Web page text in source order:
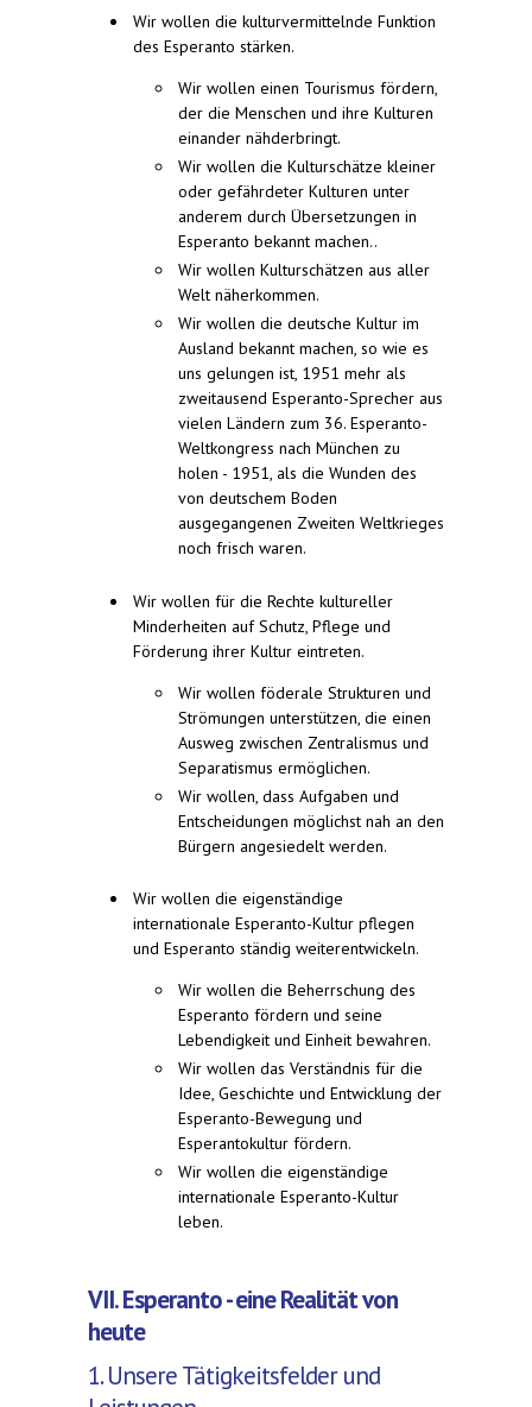
Wir wollen die kulturvermittelnde Funktion
des Esperanto stärken.
Wir wollen einen Tourismus fördern,
der die Menschen und ihre Kulturen
einander nähderbringt.
Wir wollen die Kulturschätze kleiner
oder gefährdeter Kulturen unter
anderem durch Übersetzungen in
Esperanto bekannt machen..
Wir wollen Kulturschätzen aus aller
Welt näherkommen.
Wir wollen die deutsche Kultur im
Ausland bekannt machen, so wie es
uns gelungen ist, 1951 mehr als
zweitausend Esperanto-Sprecher aus
vielen Ländern zum 36. Esperanto-
Weltkongress nach München zu
holen - 1951, als die Wunden des
von deutschem Boden
ausgegangenen Zweiten Weltkrieges
noch frisch waren.
Wir wollen für die Rechte kultureller
Minderheiten auf Schutz, Pflege und
Förderung ihrer Kultur eintreten.
Wir wollen föderale Strukturen und
Strömungen unterstützen, die einen
Ausweg zwischen Zentralismus und
Separatismus ermöglichen.
Wir wollen, dass Aufgaben und
Entscheidungen möglichst nah an den
Bürgern angesiedelt werden.
Wir wollen die eigenständige
internationale Esperanto-Kultur pflegen
und Esperanto ständig weiterentwickeln.
Wir wollen die Beherrschung des
Esperanto fördern und seine
Lebendigkeit und Einheit bewahren.
Wir wollen das Verständnis für die
Idee, Geschichte und Entwicklung der
Esperanto-Bewegung und
Esperantokultur fördern.
Wir wollen die eigenständige
internationale Esperanto-Kultur
leben.
VII. Esperanto - eine Realität von
heute
1. Unsere Tätigkeitsfelder und